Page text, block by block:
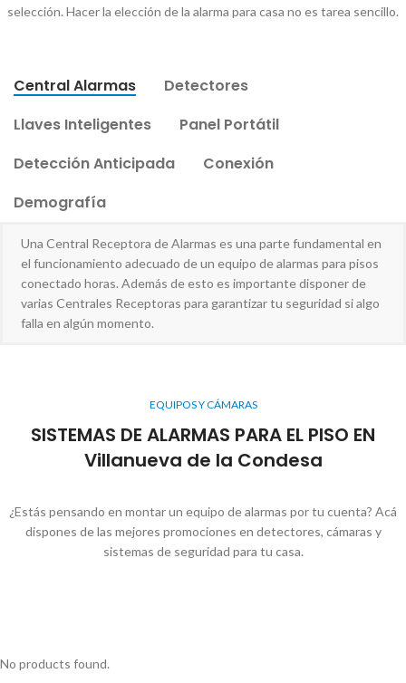
selección. Hacer la elección de la alarma para casa no es tarea sencillo.
Central Alarmas
Detectores
Llaves Inteligentes
Panel Portátil
Detección Anticipada
Conexión
Demografía
Una Central Receptora de Alarmas es una parte fundamental en
el funcionamiento adecuado de un equipo de alarmas para pisos
conectado horas. Además de esto es importante disponer de
varias Centrales Receptoras para garantizar tu seguridad si algo
falla en algún momento.
EQUIPOS Y CÁMARAS
SISTEMAS DE ALARMAS PARA EL PISO EN
Villanueva de la Condesa
¿Estás pensando en montar un equipo de alarmas por tu cuenta? Acá
dispones de las mejores promociones en detectores, cámaras y
sistemas de seguridad para tu casa.
No products found.